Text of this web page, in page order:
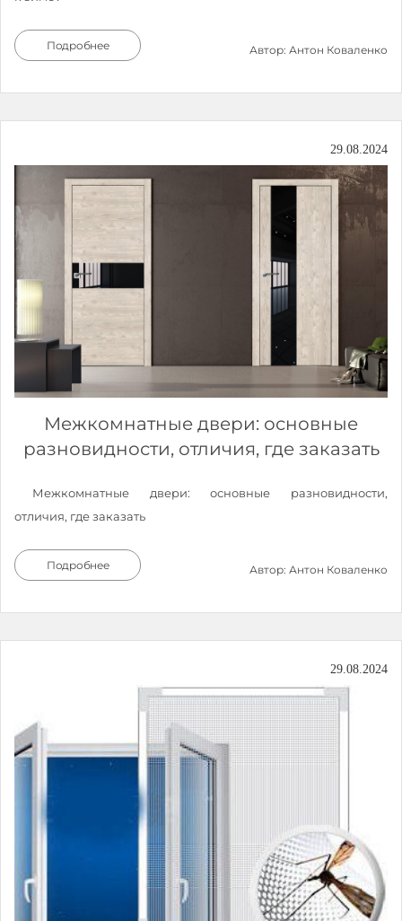
Подробнее Автор: Антон Коваленко
29.08.2024
Межкомнатные двери: основные
разновидности, отличия, где заказать
Межкомнатные двери: основные разновидности,
отличия, где заказать
Подробнее Автор: Антон Коваленко
29.08.2024